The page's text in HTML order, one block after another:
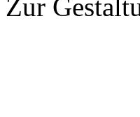
Zur